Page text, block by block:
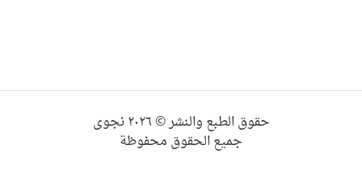
حقوق الطبع والنشر © ٢٠٢٦ نجوى
جميع الحقوق محفوظة